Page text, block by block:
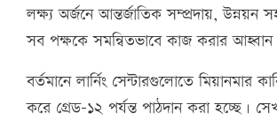
লক্ষ্য অর্জনে আন্তর্জাতিক সম্প্রদায়, উন্নয়ন
সব পক্ষকে সমন্বিতভাবে কাজ করার আহ্বান
বর্তমানে লার্নিং সেন্টারগুলোতে মিয়ানমার
করে গ্রেড-১২ পর্যন্ত পাঠদান করা হচ্ছে।